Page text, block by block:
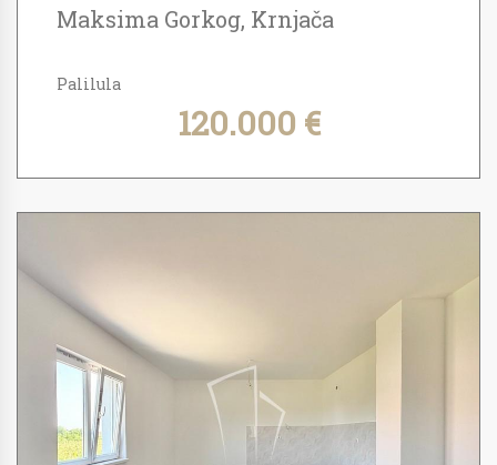
Maksima Gorkog, Krnjača
Palilula
120.000 €